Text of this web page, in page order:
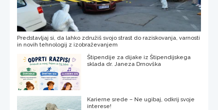
Predstavljaj si, da lahko združiš svojo strast do raziskovanja, varnosti
in novih tehnologij z izobraževanjem
Štipendije za dijake iz Štipendijskega
sklada dr. Janeza Drnovška
Karierne srede – Ne ugibaj, odkrij svoje
interese!